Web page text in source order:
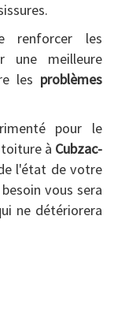
renforcer les
une meilleure
les problèmes
pour le
à Cubzac-
l'état de votre
vous sera
ne détériorera